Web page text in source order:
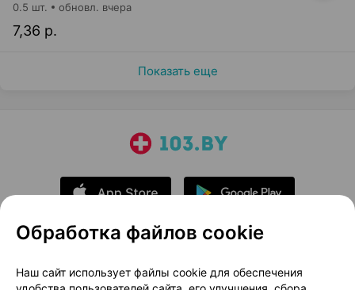
7,36 р.
0.5 шт. обновл. вчера
Показать еще
О проекте
Новости проекта
Обработка файлов cookie
Наш сайт использует файлы cookie для обеспечения